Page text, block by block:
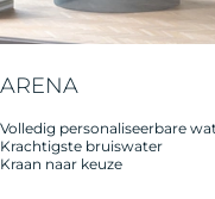
ARENA
Volledig personaliseerbare
Krachtigste bruiswater
Kraan naar keuze